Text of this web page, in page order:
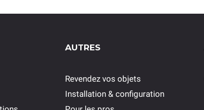
AUTRES
Revendez vos objets
Installation & configuration